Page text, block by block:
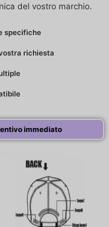
del vostro marchio.
specifiche
richiesta
immediato